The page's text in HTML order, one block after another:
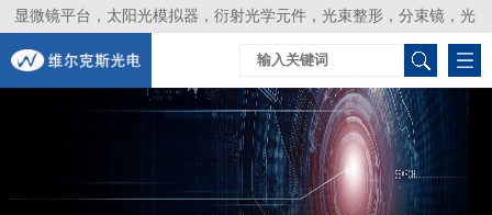
显微镜平台，太阳光模拟器，衍射光学元件，光束整形，分束镜，光
谱仪，生物激光器，光束分析仪，Layertec